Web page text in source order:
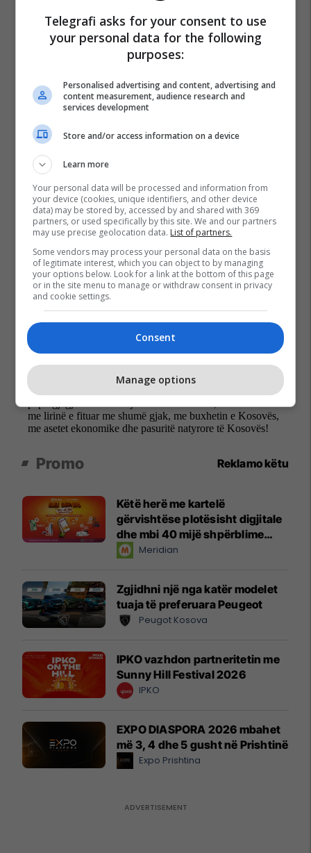
Promo Reklamo këtu
Këtë herë me kartelë
gërvishtëse plotësisht digjitale
dhe mbi 40 mijë shpërblime
instant!Meridian
Zgjidhni një nga katër modelet
tuaja të preferuara Peugeot
Peugot Kosova
IPKO vazhdon partneritetin me
Sunny Hill Festival 2026
IPKO
EXPO DIASPORA 2026 mbahet
më 3, 4 dhe 5 gusht në Prishtinë
Expo Prishtina
Telegrafi asks for your consent to use
your personal data for the following
purposes:
Personalised advertising and content, advertising and
content measurement, audience research and
services development
Store and/or access information on a device
Learn more
Your personal data will be processed and information from
your device (cookies, unique identifiers, and other device
data) may be stored by, accessed by and shared with 369
partners, or used specifically by this site. We and our partners
may use precise geolocation data. List of partners.
Some vendors may process your personal data on the basis
of legitimate interest, which you can object to by managing
your options below. Look for a link at the bottom of this page
or in the site menu to manage or withdraw consent in privacy
and cookie settings.
Consent
Manage options